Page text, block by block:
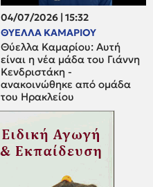
04/07/2026 | 15:32
ΘΥΕΛΛΑ ΚΑΜΑΡΙΟΥ
Θύελλα Καμαρίου: Αυτή
είναι η νέα μάδα του Γιάννη
Κενδριστάκη -
ανακοινώθηκε από ομάδα
του Ηρακλείου